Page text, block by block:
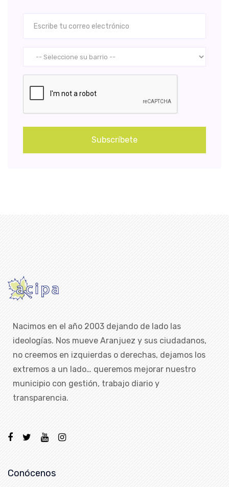
Subscríbete
Nacimos en el año 2003 dejando de lado las
ideologías. Nos mueve Aranjuez y sus ciudadanos,
no creemos en izquierdas o derechas, dejamos los
extremos a un lado… queremos mejorar nuestro
municipio con gestión, trabajo diario y
transparencia.
Conócenos